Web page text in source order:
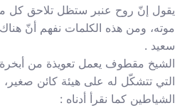
يقول إنّ روح عنبر ستظل تلاحق كل
موته، ومن هذه الكلمات نفهم أنّ
سعيد .
الشيخ مقطوف يعمل تعويذة من
التي تتشكّل له على هيئة كائن صغير،
الشياطين كما نقرأ أدناه :